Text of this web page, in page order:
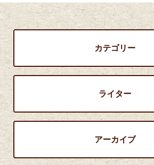
カテゴリー
ライター
アーカイブ